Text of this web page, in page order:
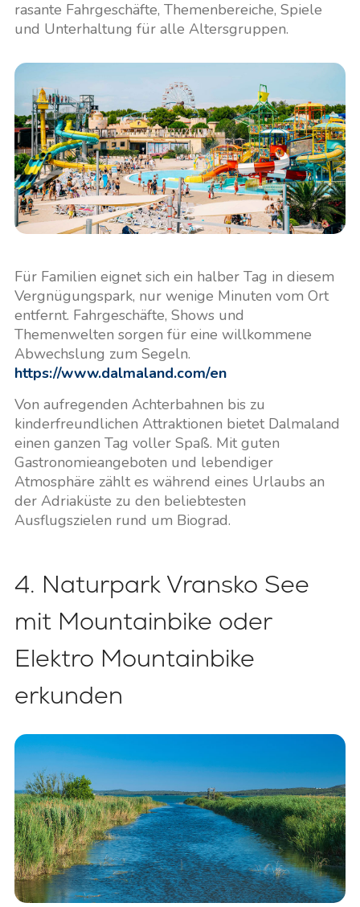
rasante Fahrgeschäfte, Themenbereiche, Spiele
und Unterhaltung für alle Altersgruppen.
Für Familien eignet sich ein halber Tag in diesem
Vergnügungspark, nur wenige Minuten vom Ort
entfernt. Fahrgeschäfte, Shows und
Themenwelten sorgen für eine willkommene
Abwechslung zum Segeln.
https://www.dalmaland.com/en
Von aufregenden Achterbahnen bis zu
kinderfreundlichen Attraktionen bietet Dalmaland
einen ganzen Tag voller Spaß. Mit guten
Gastronomieangeboten und lebendiger
Atmosphäre zählt es während eines Urlaubs an
der Adriaküste zu den beliebtesten
Ausflugszielen rund um Biograd.
4. Naturpark Vransko See
mit Mountainbike oder
Elektro Mountainbike
erkunden